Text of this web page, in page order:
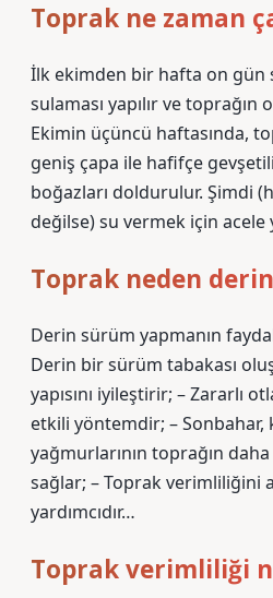
Toprak ne zaman
İlk ekimden bir hafta on gün
sulaması yapılır ve toprağın
Ekimin üçüncü haftasında,
geniş çapa ile hafifçe
boğazları doldurulur. Şimdi
değilse) su vermek için acele
Toprak neden
Derin sürüm yapmanın
Derin bir sürüm tabakası
yapısını iyileştirir; – Zararlı
etkili yöntemdir; – Sonbahar,
yağmurlarının toprağın
sağlar; – Toprak verimliliğini
yardımcıdır…
Toprak verimliliği